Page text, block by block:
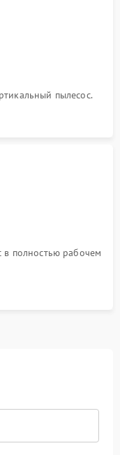
пылесос.
в полностью рабочем